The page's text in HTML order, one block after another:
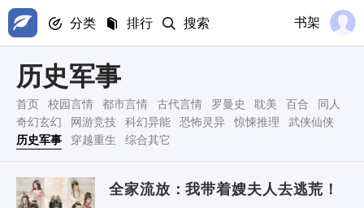
分类 排行 搜索 书架
历史军事
首页 校园言情 都市言情 古代言情 罗曼史 耽美 百合
同人
奇幻玄幻
网游竞技 科幻异能 恐怖灵异 惊悚推理
武侠仙侠
历史军事
穿越重生 综合其它
全家流放：我带着嫂夫人去逃荒！